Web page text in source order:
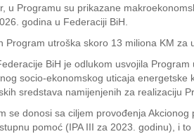
u Programu su prikazane
godina u Federaciji BiH.
Program utroška skoro 13 miliona KM
BiH je odlukom usvojila
socio-ekonomskog uticaja
sredstava namijenjenih za realizaciju
se donosi sa ciljem provođenja
pomoć (IPA III za 2023. godinu), i